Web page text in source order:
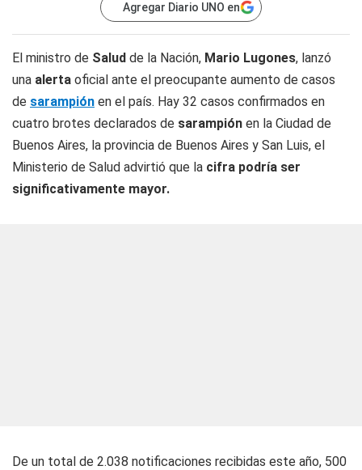
Agregar Diario UNO en
El ministro de Salud de la Nación, Mario Lugones, lanzó
una alerta oficial ante el preocupante aumento de casos
de sarampión en el país. Hay 32 casos confirmados en
cuatro brotes declarados de sarampión en la Ciudad de
Buenos Aires, la provincia de Buenos Aires y San Luis, el
Ministerio de Salud advirtió que la cifra podría ser
significativamente mayor.
De un total de 2.038 notificaciones recibidas este año, 500